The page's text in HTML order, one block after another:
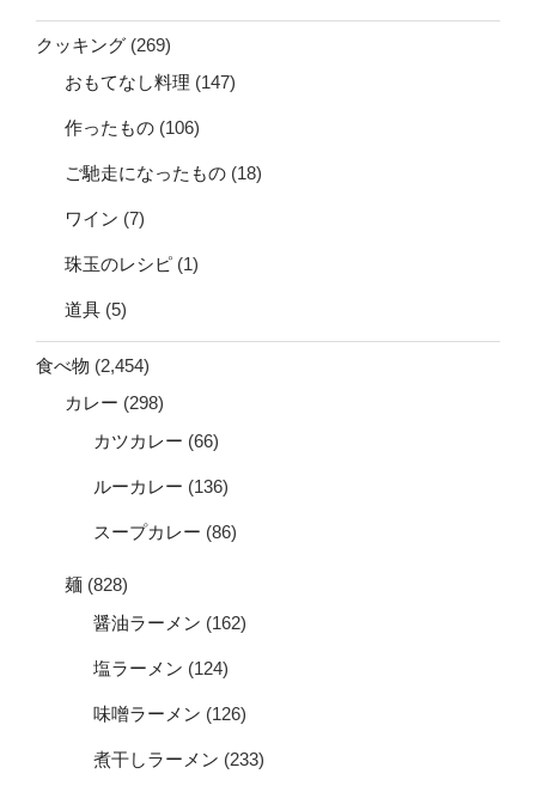
クッキング (269)
おもてなし料理 (147)
作ったもの (106)
ご馳走になったもの (18)
ワイン (7)
珠玉のレシピ (1)
道具 (5)
食べ物 (2,454)
カレー (298)
カツカレー (66)
ルーカレー (136)
スープカレー (86)
麺 (828)
醤油ラーメン (162)
塩ラーメン (124)
味噌ラーメン (126)
煮干しラーメン (233)